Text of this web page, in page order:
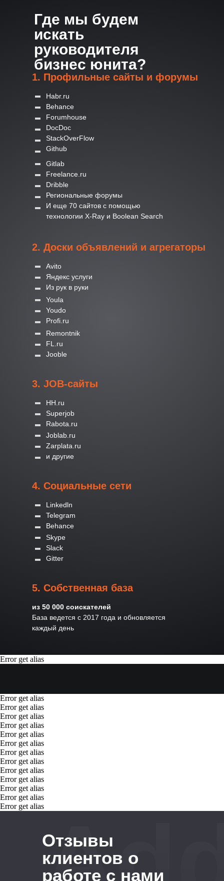
1. Профильные сайты и форумы
Habr.ru
Behance
Forumhouse
DocDoc
StackOverFlow
Github
Где мы будем
искать
руководителя
бизнес юнита?
Gitlab
Freelance.ru
Dribble
Региональные форумы
И еще 70 сайтов с помощью
технологии X-Ray и Boolean Search
3. JOB-сайты
HH.ru
Superjob
Rabota.ru
Joblab.ru
Zarplata.ru
и другие
2. Доски объявлений и агрегаторы
Avito
Яндекс услуги
Из рук в руки
Youla
Youdo
Profi.ru
Remontnik
FL.ru
Jooble
4. Социальные сети
Linkedln
Telegram
Behance
Skype
Slack
Gitter
5. Собственная база
из 50 000 соискателей
База ведется с 2017 года и обновляется
каждый день
Error get alias
Error get alias
Error get alias
Error get alias
Error get alias
Error get alias
Error get alias
Error get alias
Error get alias
Error get alias
Error get alias
Error get alias
Error get alias
Error get alias
Отзывы
клиентов о
работе с нами